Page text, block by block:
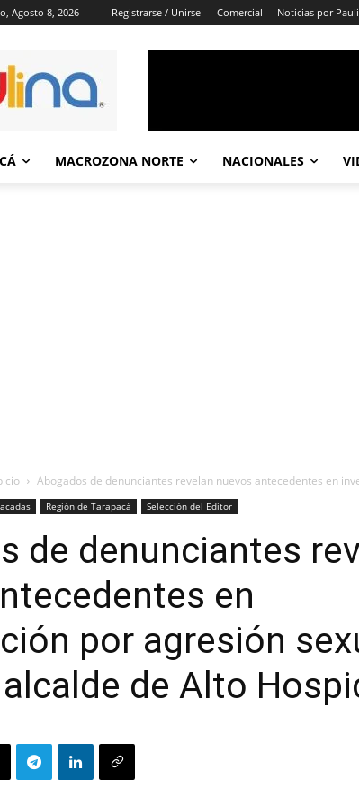
Agosto 8, 2026 Registrarse / Unirse Comercial Noticias por
MACROZONA NORTE NACIONALES
Abogados de denunciantes revelan nuevos antecedentes en
Región de Tarapacá Selección del Editor
de denunciantes
en
por agresión
de Alto